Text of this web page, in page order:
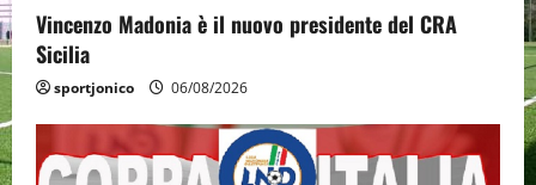
Vincenzo Madonia è il nuovo presidente del CRA
Sicilia
sportjonico 06/08/2026